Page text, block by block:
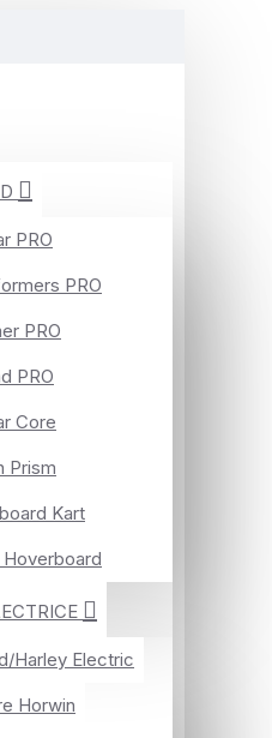
PRO
PRO
PRO
PRO
Core
Prism
Kart
Hoverboard
Harley Electric
Horwin